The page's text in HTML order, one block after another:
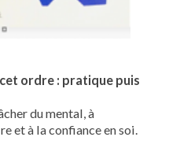
ordre : pratique puis
du mental, à
et à la confiance en soi.